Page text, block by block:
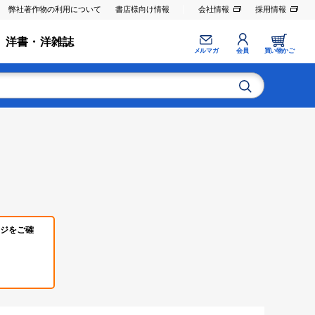
弊社著作物の利用について 書店様向け情報 会社情報 採用情報
洋書・洋雑誌
メルマガ 会員 買い物かご
をご確